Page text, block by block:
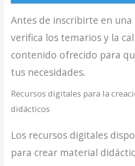
Antes de inscribirte en una
verifica los temarios y la
contenido ofrecido para
tus necesidades.
Recursos digitales para la
didácticos
Los recursos digitales
para crear material